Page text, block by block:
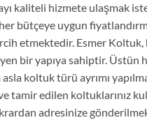
kaliteli hizmete ulaşmak
bütçeye uygun
etmektedir. Esmer
bir yapıya sahiptir. Üstün
asla koltuk türü ayrımı
tamir edilen koltuklarınız
adresinize